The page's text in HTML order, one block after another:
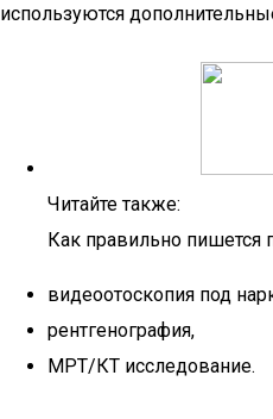
используются
Читайте также:
Как правильно пишется
видеоотоскопия под
рентгенография,
МРТ/КТ исследование.